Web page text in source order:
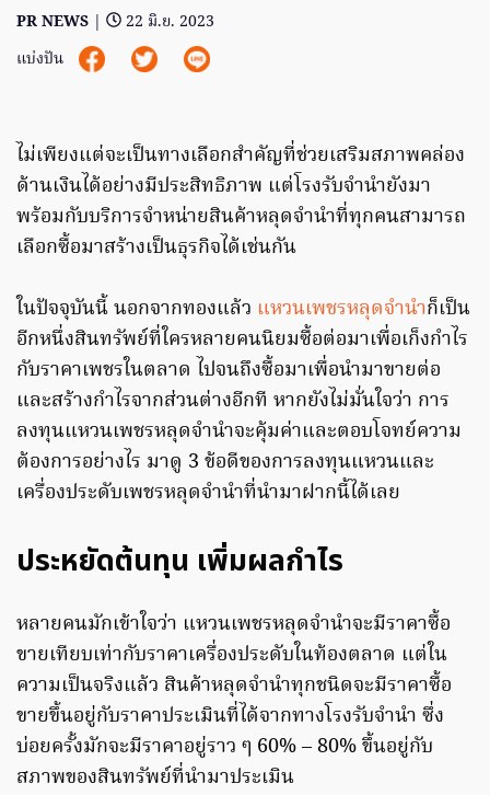
PR NEWS |
22 มิ.ย. 2023
แบ่งปัน
ไม่เพียงแต่จะเป็นทางเลือกสำคัญที่ช่วยเสริมสภาพคล่อง
ด้านเงินได้อย่างมีประสิทธิภาพ แต่โรงรับจำนำยังมา
พร้อมกับบริการจำหน่ายสินค้าหลุดจำนำที่ทุกคนสามารถ
เลือกซื้อมาสร้างเป็นธุรกิจได้เช่นกัน
ในปัจจุบันนี้ นอกจากทองแล้ว แหวนเพชรหลุดจำนำก็เป็น
อีกหนึ่งสินทรัพย์ที่ใครหลายคนนิยมซื้อต่อมาเพื่อเก็งกำไร
กับราคาเพชรในตลาด ไปจนถึงซื้อมาเพื่อนำมาขายต่อ
และสร้างกำไรจากส่วนต่างอีกที หากยังไม่มั่นใจว่า การ
ลงทุนแหวนเพชรหลุดจำนำจะคุ้มค่าและตอบโจทย์ความ
ต้องการอย่างไร มาดู 3 ข้อดีของการลงทุนแหวนและ
เครื่องประดับเพชรหลุดจำนำที่นำมาฝากนี้ได้เลย
ประหยัดต้นทุน เพิ่มผลกำไร
หลายคนมักเข้าใจว่า แหวนเพชรหลุดจำนำจะมีราคาซื้อ
ขายเทียบเท่ากับราคาเครื่องประดับในท้องตลาด แต่ใน
ความเป็นจริงแล้ว สินค้าหลุดจำนำทุกชนิดจะมีราคาซื้อ
ขายขึ้นอยู่กับราคาประเมินที่ได้จากทางโรงรับจำนำ ซึ่ง
บ่อยครั้งมักจะมีราคาอยู่ราว ๆ 60% – 80% ขึ้นอยู่กับ
สภาพของสินทรัพย์ที่นำมาประเมิน